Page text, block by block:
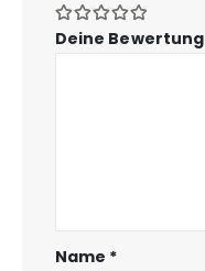
Deine Bewertung
Name *